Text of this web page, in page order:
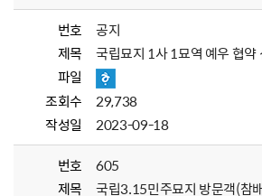
번호
공지
제목
국립묘지 1사 1묘역 예우 협약
파일
조회수
29,738
작성일
2023-09-18
번호
605
제목
국립3.15민주묘지 방문객(참